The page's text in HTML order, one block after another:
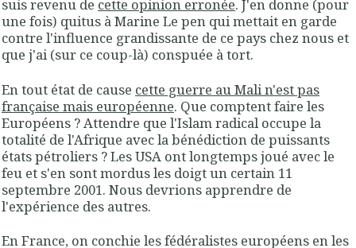
suis revenu de cette opinion erronée. J'en donne (pour
une fois) quitus à Marine Le pen qui mettait en garde
contre l'influence grandissante de ce pays chez nous et
que j'ai (sur ce coup-là) conspuée à tort.
En tout état de cause cette guerre au Mali n'est pas
française mais européenne. Que comptent faire les
Européens ? Attendre que l'Islam radical occupe la
totalité de l'Afrique avec la bénédiction de puissants
états pétroliers ? Les USA ont longtemps joué avec le
feu et s'en sont mordus les doigt un certain 11
septembre 2001. Nous devrions apprendre de
l'expérience des autres.
En France, on conchie les fédéralistes européens en les